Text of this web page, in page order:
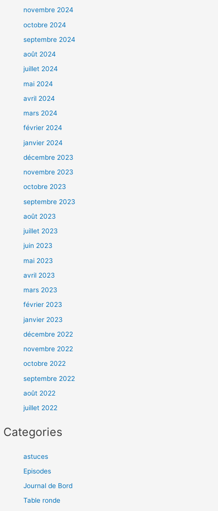
novembre 2024
octobre 2024
septembre 2024
août 2024
juillet 2024
mai 2024
avril 2024
mars 2024
février 2024
janvier 2024
décembre 2023
novembre 2023
octobre 2023
septembre 2023
août 2023
juillet 2023
juin 2023
mai 2023
avril 2023
mars 2023
février 2023
janvier 2023
décembre 2022
novembre 2022
octobre 2022
septembre 2022
août 2022
juillet 2022
Categories
astuces
Episodes
Journal de Bord
Table ronde